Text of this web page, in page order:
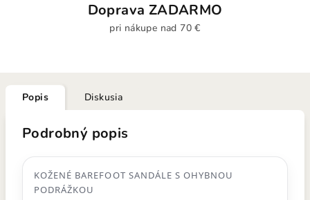
Doprava ZADARMO
pri nákupe nad 70 €
Popis Diskusia
Podrobný popis
KOŽENÉ BAREFOOT SANDÁLE S OHYBNOU
PODRÁŽKOU